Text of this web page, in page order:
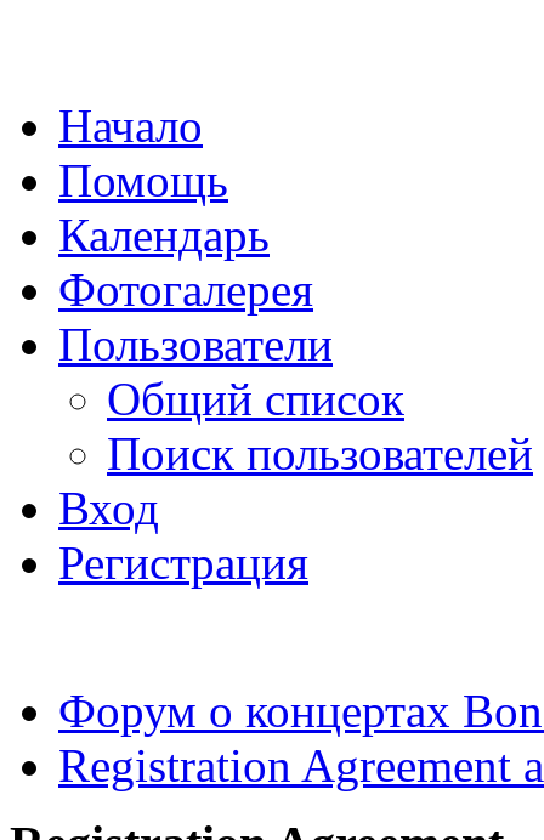
Начало
Помощь
Календарь
Фотогалерея
Пользователи
Общий список
Поиск пользователей
Вход
Регистрация
Форум о концертах
Registration Agreement